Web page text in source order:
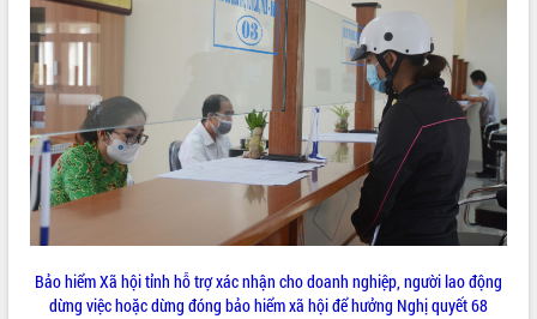
ĐIỂM TIN VĂN BẢN
QUY HOẠCH - KẾ HOẠCH
Bảo hiểm Xã hội tỉnh hỗ trợ xác nhận cho doanh nghiệp, người lao động
dừng việc hoặc dừng đóng bảo hiểm xã hội để hưởng Nghị quyết 68